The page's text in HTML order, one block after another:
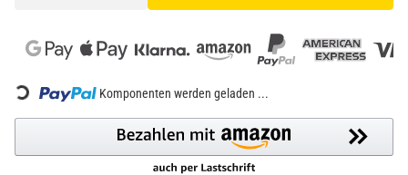
Komponenten werden geladen ...